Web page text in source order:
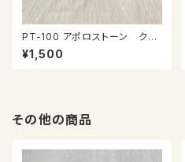
PT-100 アポロストーン クリ
ーマー
¥1,500
その他の商品